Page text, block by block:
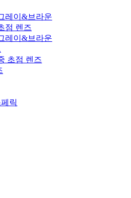
레이&브라운
점 렌즈
레이&브라운
초점 렌즈
릭